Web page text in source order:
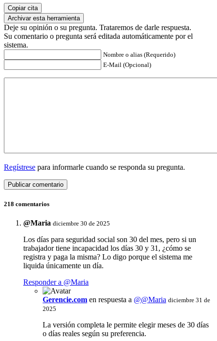
Copiar cita
Archivar esta herramienta
Deje su opinión o su pregunta. Trataremos de darle respuesta.
Su comentario o pregunta será editada automáticamente por el
sistema.
Nombre o alias (Requerido)
E-Mail (Opcional)
Regístrese para informarle cuando se responda su pregunta.
218 comentarios
@Maria diciembre 30 de 2025
Los días para seguridad social son 30 del mes, pero si un
trabajador tiene incapacidad los días 30 y 31, ¿cómo se
registra y paga la misma? Lo digo porque el sistema me
liquida únicamente un día.
Responder a @Maria
Gerencie.com en respuesta a @@Maria diciembre 31 de
2025
La versión completa le permite elegir meses de 30 días
o días reales según su preferencia.